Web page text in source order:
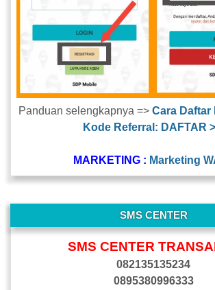
Panduan selengkapnya => Cara Daftar
Kode Referral: DAFTAR
MARKETING : Marketing
SMS CENTER
SMS CENTER
082135135234
0895380996333